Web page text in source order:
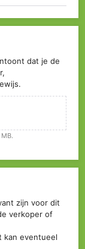
dat je de
zijn voor dit
verkoper of
kan eventueel